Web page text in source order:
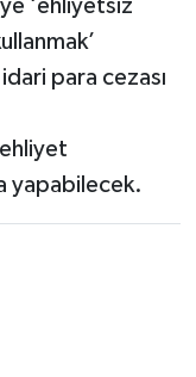
‘ehliyetsiz
para cezası
yapabilecek.